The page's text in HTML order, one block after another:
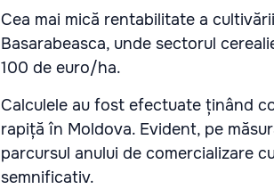
Cea mai mică rentabilitate a
Basarabeasca, unde sectorul
100 de euro/ha.
Calculele au fost efectuate ținând
rapiță în Moldova. Evident, pe
parcursul anului de comercializare
semnificativ.